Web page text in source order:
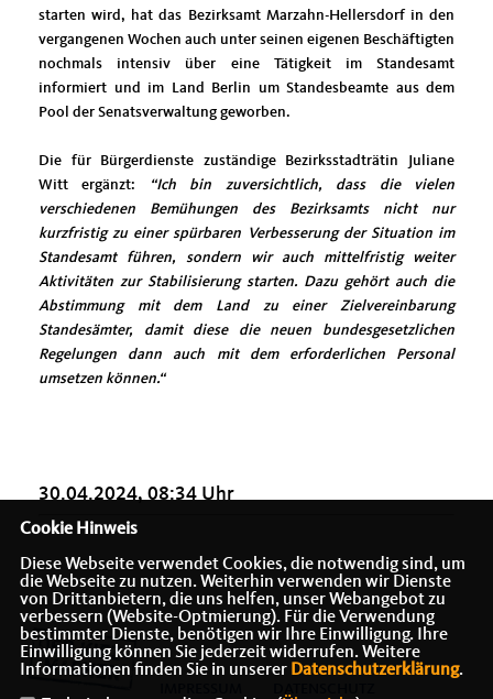
starten wird, hat das Bezirksamt Marzahn-Hellersdorf in den
vergangenen Wochen auch unter seinen eigenen Beschäftigten
nochmals intensiv über eine Tätigkeit im Standesamt
informiert und im Land Berlin um Standesbeamte aus dem
Pool der Senatsverwaltung geworben.
Die für Bürgerdienste zuständige Bezirksstadträtin Juliane
Witt ergänzt:
“Ich bin zuversichtlich, dass die vielen
verschiedenen Bemühungen des Bezirksamts nicht nur
kurzfristig zu einer spürbaren Verbesserung der Situation im
Standesamt führen, sondern wir auch mittelfristig weiter
Aktivitäten zur Stabilisierung starten. Dazu gehört auch die
Abstimmung mit dem Land zu einer Zielvereinbarung
Standesämter, damit diese die neuen bundesgesetzlichen
Regelungen dann auch mit dem erforderlichen Personal
umsetzen können.“
30.04.2024, 08:34 Uhr
Cookie Hinweis
Diese Webseite verwendet Cookies, die notwendig sind, um
die Webseite zu nutzen. Weiterhin verwenden wir Dienste
von Drittanbietern, die uns helfen, unser Webangebot zu
verbessern (Website-Optmierung). Für die Verwendung
bestimmter Dienste, benötigen wir Ihre Einwilligung. Ihre
Einwilligung können Sie jederzeit widerrufen. Weitere
Informationen finden Sie in unserer Datenschutzerklärung.